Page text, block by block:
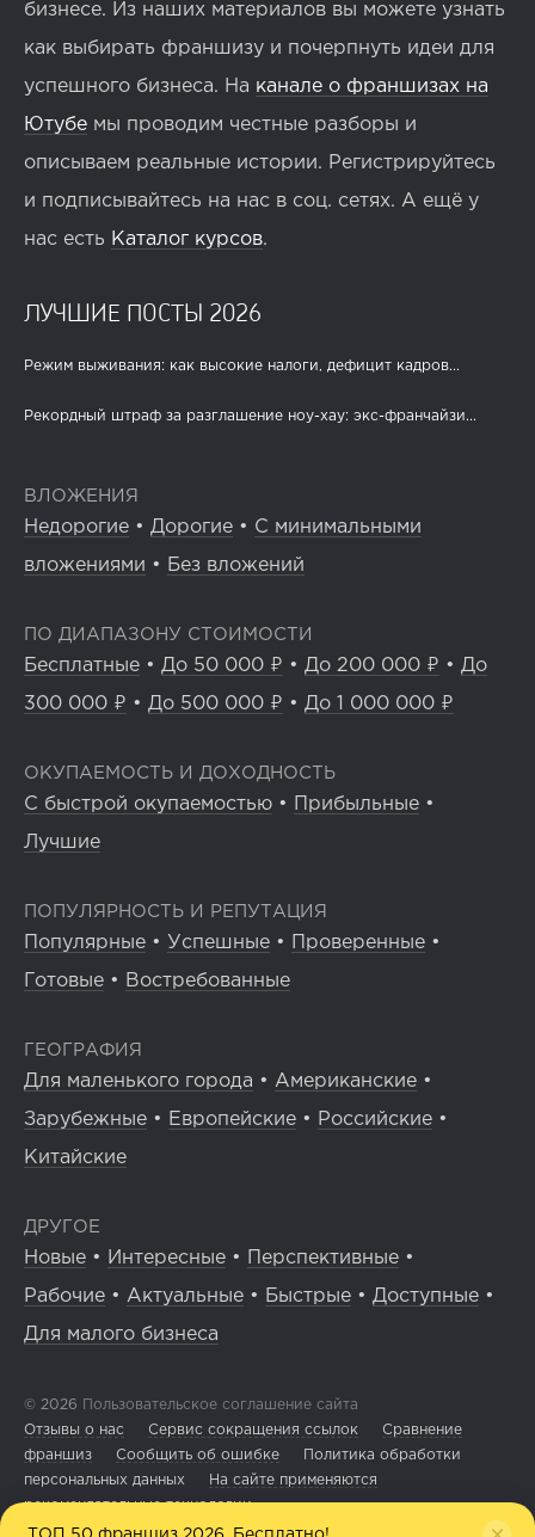
бизнесе. Из наших материалов вы можете узнать
как выбирать франшизу и почерпнуть идеи для
успешного бизнеса. На канале о франшизах на
Ютубе мы проводим честные разборы и
описываем реальные истории. Регистрируйтесь
и подписывайтесь на нас в соц. сетях. А ещё у
нас есть Каталог курсов.
ЛУЧШИЕ ПОСТЫ 2026
Режим выживания: как высокие налоги, дефицит кадров...
Рекордный штраф за разглашение ноу-хау: экс-франчайзи...
ВЛОЖЕНИЯ
Недорогие • Дорогие • С минимальными
вложениями • Без вложений
ПО ДИАПАЗОНУ СТОИМОСТИ
Бесплатные • До 50 000 ₽ • До 200 000 ₽ • До
300 000 ₽ • До 500 000 ₽ • До 1 000 000 ₽
ОКУПАЕМОСТЬ И ДОХОДНОСТЬ
С быстрой окупаемостью • Прибыльные •
Лучшие
ПОПУЛЯРНОСТЬ И РЕПУТАЦИЯ
Популярные • Успешные • Проверенные •
Готовые • Востребованные
ГЕОГРАФИЯ
Для маленького города • Американские •
Зарубежные • Европейские • Российские •
Китайские
ДРУГОЕ
Новые • Интересные • Перспективные •
Рабочие • Актуальные • Быстрые • Доступные •
Для малого бизнеса
© 2026 Пользовательское соглашение сайта
Отзывы о нас
Сервис сокращения ссылок
Сравнение
франшиз
Сообщить об ошибке
Политика обработки
персональных данных
На сайте применяются
рекомендательные технологии
ТОП 50 франшиз 2026. Бесплатно!